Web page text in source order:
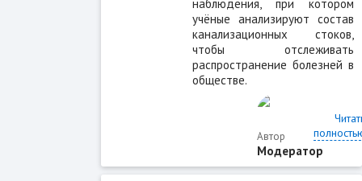
наблюдения, при котором
учёные анализируют состав
канализационных стоков,
чтобы отслеживать
распространение болезней в
обществе.
Автор
Модератор